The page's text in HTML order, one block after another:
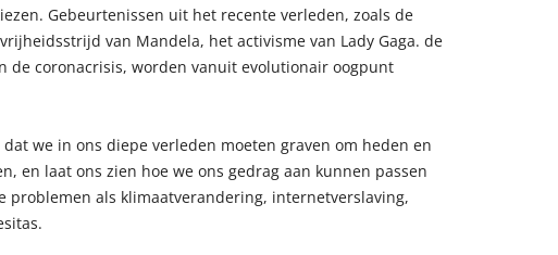
Gebeurtenissen uit het recente verleden, zoals de
van Mandela, het activisme van Lady Gaga. de
de coronacrisis, worden vanuit evolutionair oogpunt
we in ons diepe verleden moeten graven om heden en
en laat ons zien hoe we ons gedrag aan kunnen passen
problemen als klimaatverandering, internetverslaving,